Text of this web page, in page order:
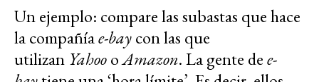
Un ejemplo: compare las subastas que hace
la compañíae-baycon las que
utilizan YahoooAmazon. La gente dee-